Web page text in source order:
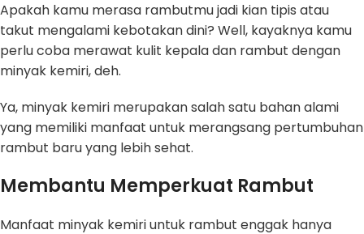
Apakah kamu merasa rambutmu jadi kian tipis atau
takut mengalami kebotakan dini? Well, kayaknya kamu
perlu coba merawat kulit kepala dan rambut dengan
minyak kemiri, deh.
Ya, minyak kemiri merupakan salah satu bahan alami
yang memiliki manfaat untuk merangsang pertumbuhan
rambut baru yang lebih sehat.
Membantu Memperkuat Rambut
Manfaat minyak kemiri untuk rambut enggak hanya